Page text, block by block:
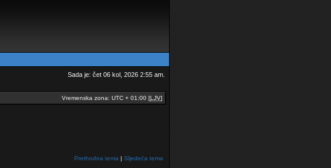
Sada je: čet 06 kol, 2026 2:55 am.
Vremenska zona: UTC + 01:00 [LJV]
Prethodna tema | Sljedeća tema